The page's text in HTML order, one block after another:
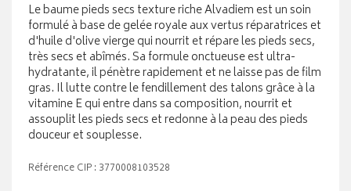
Le baume pieds secs texture riche Alvadiem est un soin
formulé à base de gelée royale aux vertus réparatrices et
d'huile d'olive vierge qui nourrit et répare les pieds secs,
très secs et abîmés. Sa formule onctueuse est ultra-
hydratante, il pénètre rapidement et ne laisse pas de film
gras. Il lutte contre le fendillement des talons grâce à la
vitamine E qui entre dans sa composition, nourrit et
assouplit les pieds secs et redonne à la peau des pieds
douceur et souplesse.
Référence CIP : 3770008103528